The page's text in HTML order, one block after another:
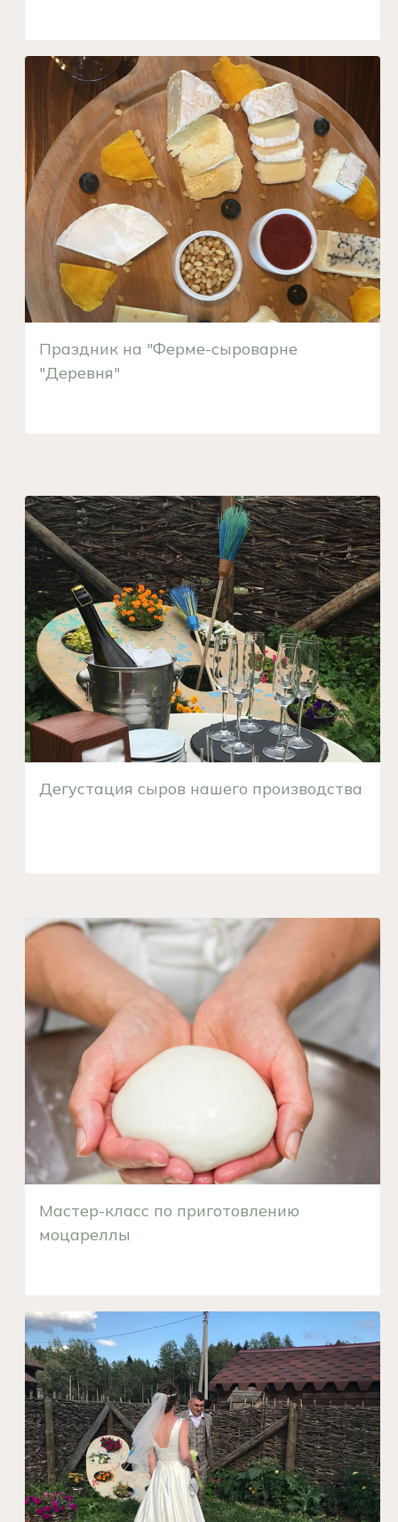
Праздник на "Ферме-сыроварне
"Деревня"
Дегустация сыров нашего производства
Мастер-класс по приготовлению
моцареллы